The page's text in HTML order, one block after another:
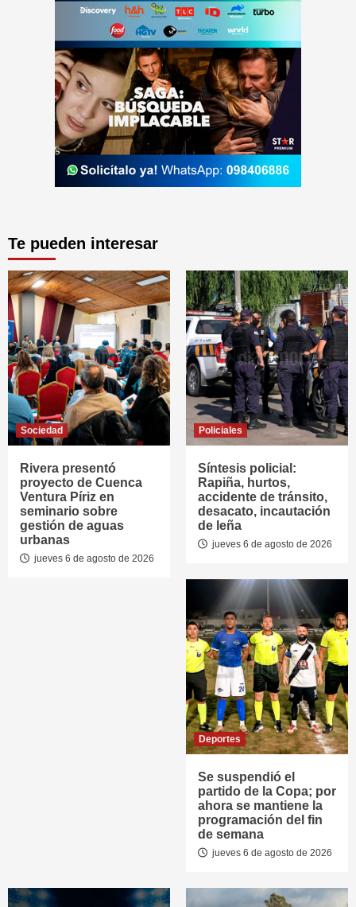
Te pueden interesar
Sociedad
Rivera presentó
proyecto de Cuenca
Ventura Píriz en
seminario sobre
gestión de aguas
urbanas
jueves 6 de agosto de 2026
Policiales
Síntesis policial:
Rapiña, hurtos,
accidente de tránsito,
desacato, incautación
de leña
jueves 6 de agosto de 2026
Deportes
Se suspendió el
partido de la Copa; por
ahora se mantiene la
programación del fin
de semana
jueves 6 de agosto de 2026